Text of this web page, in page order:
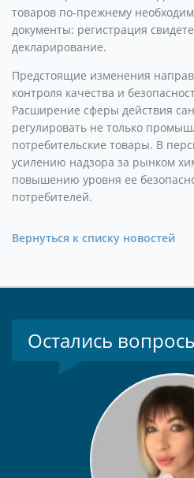
товаров по-прежнему
документы: регистрация
декларирование.
Предстоящие изменения
контроля качества и
Расширение сферы действия
регулировать не только
потребительские товары. В
усилению надзора за рынком
повышению уровня ее
потребителей.
Вернуться к списку новостей
Остались